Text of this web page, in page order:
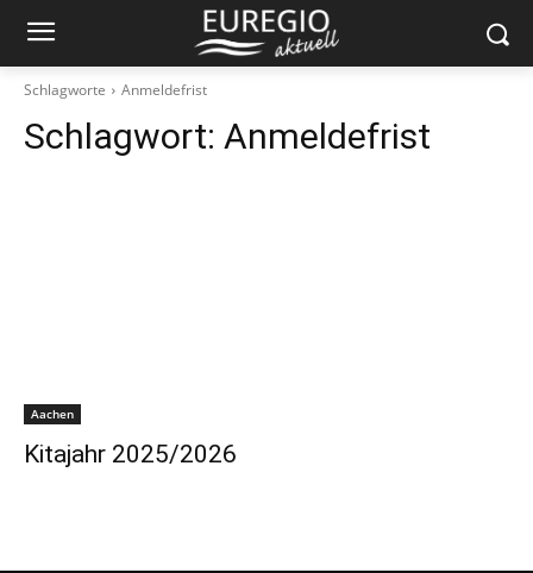
Schlagworte Anmeldefrist
Schlagwort: Anmeldefrist
Aachen
Kitajahr 2025/2026